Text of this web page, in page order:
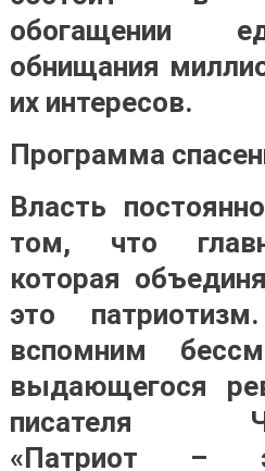
обогащении
обнищания
их интересов.
Программа
Власть
том, что
которая
это
вспомним
выдающегося
писателя
«Патриот –